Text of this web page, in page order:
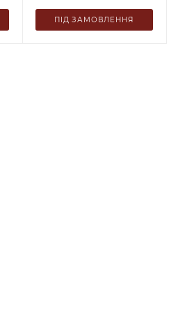
ПІД ЗАМОВЛЕННЯ